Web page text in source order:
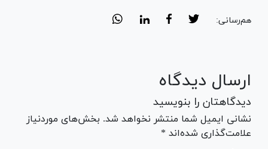
هم‌رسانی:
ارسال دیدگاه
دیدگاهتان را بنویسید
نشانی ایمیل شما منتشر نخواهد شد. بخش‌های موردنیاز
علامت‌گذاری شده‌اند *